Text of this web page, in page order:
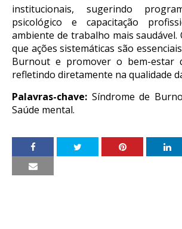
institucionais, sugerindo
psicológico e capacitação
ambiente de trabalho mais saudável.
que ações sistemáticas são
Burnout e promover o bem-estar
refletindo diretamente na qualidade
Palavras-chave: Síndrome de
Saúde mental.